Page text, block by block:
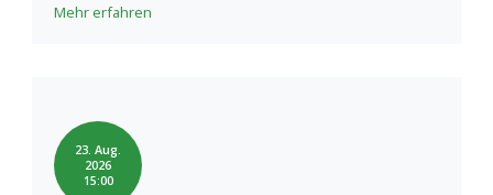
Mehr erfahren
23. Aug.
2026
15:00